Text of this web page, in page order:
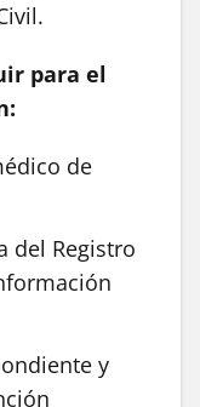
para el
de
del Registro
y